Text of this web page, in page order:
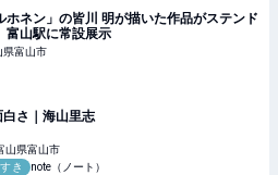
ホネン」の皆川 明が描いた作品がステンド
富山駅に常設展示
県富山市
さ｜海山里志
山県富山市
き
note（ノート）